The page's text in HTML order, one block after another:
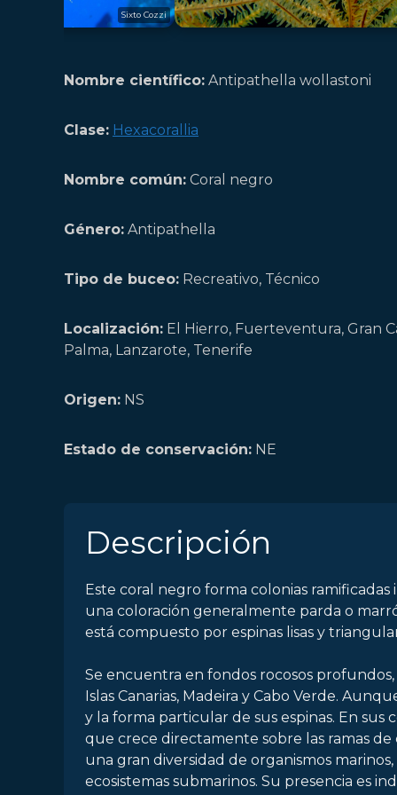
Sixto Cozzi
Nombre científico: Antipathella wollastoni
Clase: Hexacorallia
Nombre común: Coral negro
Género: Antipathella
Tipo de buceo: Recreativo, Técnico
Localización: El Hierro, Fuerteventura, Gran
Palma, Lanzarote, Tenerife
Origen: NS
Estado de conservación: NE
Descripción
Este coral negro forma colonias
una coloración generalmente parda o
está compuesto por espinas lisas y
Se encuentra en fondos rocosos
Islas Canarias, Madeira y Cabo Verde.
y la forma particular de sus espinas. En sus
que crece directamente sobre las ramas
una gran diversidad de organismos
ecosistemas submarinos. Su presencia es